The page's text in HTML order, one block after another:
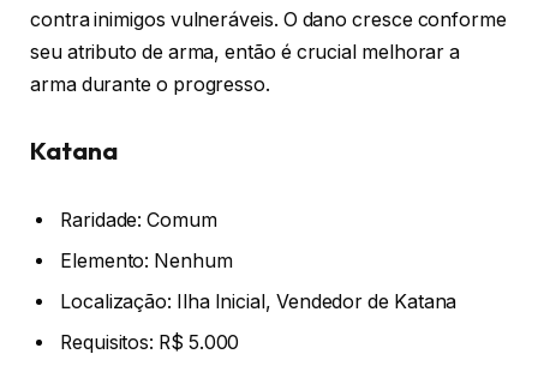
contra inimigos vulneráveis. O dano cresce conforme
seu atributo de arma, então é crucial melhorar a
arma durante o progresso.
Katana
Raridade: Comum
Elemento: Nenhum
Localização: Ilha Inicial, Vendedor de Katana
Requisitos: R$ 5.000